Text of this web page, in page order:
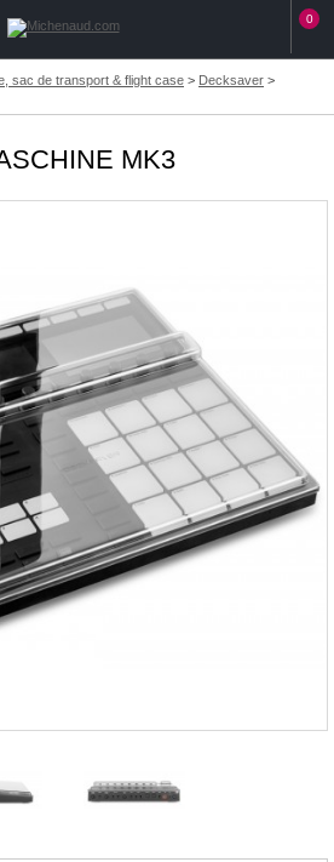
0
sac de transport & flight case > Decksaver >
MK3